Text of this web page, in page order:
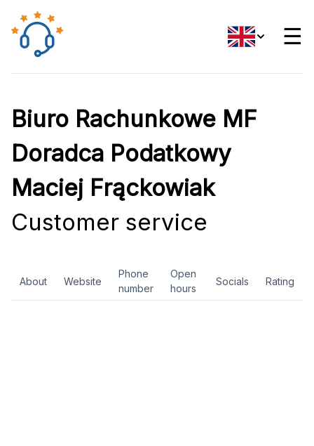
☰
Biuro Rachunkowe MF
Doradca Podatkowy
Maciej Frąckowiak
Customer service
About Website
Phone
number
Open
hours
Socials Rating